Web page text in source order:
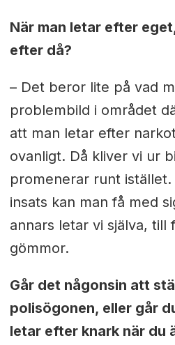
När man letar efter
efter då?
– Det beror lite på vad
problembild i området
att man letar efter
ovanligt. Då kliver vi ur
promenerar runt
insats kan man få med
annars letar vi själva, till
gömmor.
Går det någonsin att
polisögonen, eller går
letar efter knark när du